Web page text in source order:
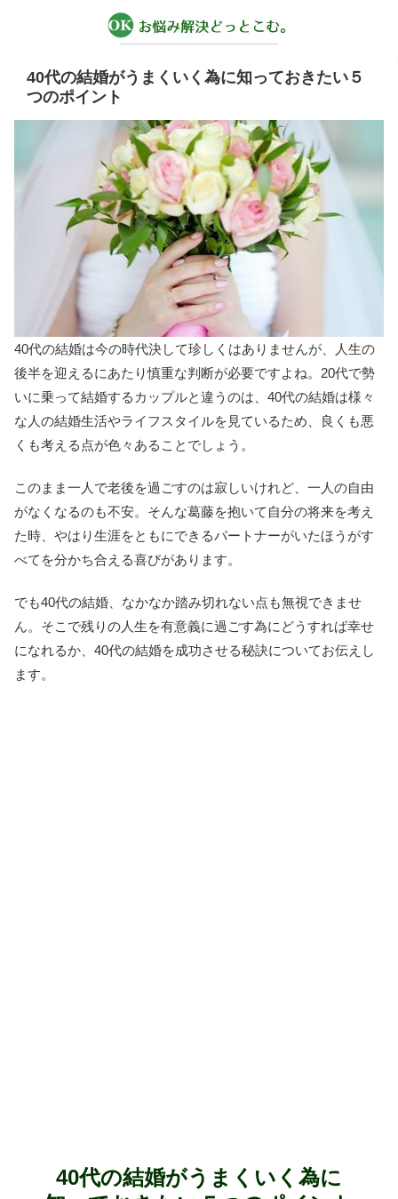
40代の結婚がうまくいく為に知っておきたい５
つのポイント
40代の結婚は今の時代決して珍しくはありませんが、人生の
後半を迎えるにあたり慎重な判断が必要ですよね。20代で勢
いに乗って結婚するカップルと違うのは、40代の結婚は様々
な人の結婚生活やライフスタイルを見ているため、良くも悪
くも考える点が色々あることでしょう。
このまま一人で老後を過ごすのは寂しいけれど、一人の自由
がなくなるのも不安。そんな葛藤を抱いて自分の将来を考え
た時、やはり生涯をともにできるパートナーがいたほうがす
べてを分かち合える喜びがあります。
でも40代の結婚、なかなか踏み切れない点も無視できませ
ん。そこで残りの人生を有意義に過ごす為にどうすれば幸せ
になれるか、40代の結婚を成功させる秘訣についてお伝えし
ます。
40代の結婚がうまくいく為に